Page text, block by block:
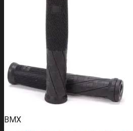
BMX